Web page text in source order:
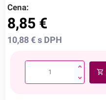
Cena:
8,85 €
10,88€ s DPH